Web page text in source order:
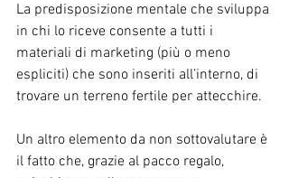
La predisposizione mentale che sviluppa
in chi lo riceve consente a tutti i
materiali di marketing (più o meno
espliciti) che sono inseriti all’interno, di
trovare un terreno fertile per attecchire.
Un altro elemento da non sottovalutare è
il fatto che, grazie al pacco regalo,